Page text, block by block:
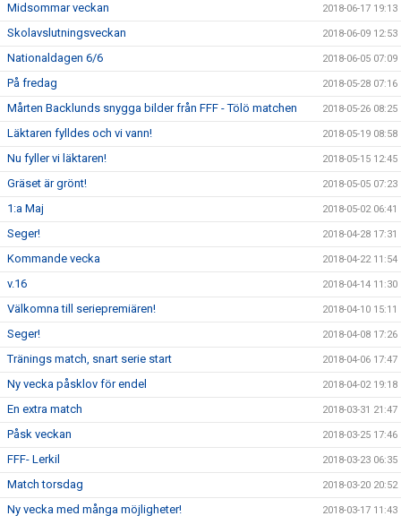
Midsommar veckan 2018-06-17 19:13
Skolavslutningsveckan 2018-06-09 12:53
Nationaldagen 6/6 2018-06-05 07:09
På fredag 2018-05-28 07:16
Mårten Backlunds snygga bilder från FFF - Tölö matchen 2018-05-26 08:25
Läktaren fylldes och vi vann! 2018-05-19 08:58
Nu fyller vi läktaren! 2018-05-15 12:45
Gräset är grönt! 2018-05-05 07:23
1:a Maj 2018-05-02 06:41
Seger! 2018-04-28 17:31
Kommande vecka 2018-04-22 11:54
v.16 2018-04-14 11:30
Välkomna till seriepremiären! 2018-04-10 15:11
Seger! 2018-04-08 17:26
Tränings match, snart serie start 2018-04-06 17:47
Ny vecka påsklov för endel 2018-04-02 19:18
En extra match 2018-03-31 21:47
Påsk veckan 2018-03-25 17:46
FFF- Lerkil 2018-03-23 06:35
Match torsdag 2018-03-20 20:52
Ny vecka med många möjligheter! 2018-03-17 11:43